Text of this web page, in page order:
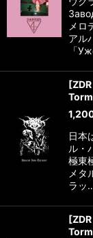
メロ
アル
「
日本
ル・
極東
メタ
ラッ